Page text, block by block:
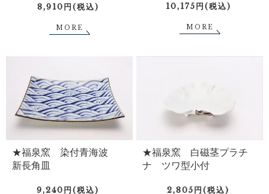
8,910円(税込)
MORE
10,175円(税込)
MORE
★福泉窯 染付青海波
新長角皿
9,240円(税込)
★福泉窯 白磁茎プラチ
ナ ツワ型小付
2,805円(税込)